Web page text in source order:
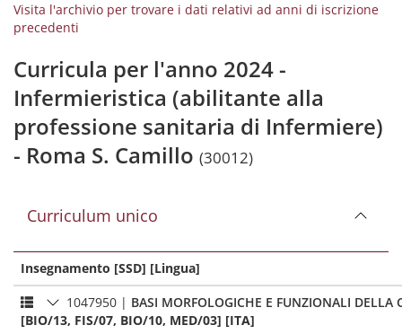
Visita l'archivio per trovare i dati relativi ad anni di iscrizione
precedenti
Curricula per l'anno 2024 -
Infermieristica (abilitante alla
professione sanitaria di Infermiere)
- Roma S. Camillo (30012)
Curriculum unico
Insegnamento [SSD] [Lingua]
1047950 | BASI MORFOLOGICHE E FUNZIONALI DELLA
[BIO/13, FIS/07, BIO/10, MED/03] [ITA]